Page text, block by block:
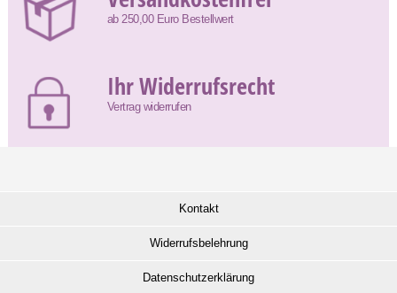
ab 250,00 Euro Bestellwert
Ihr Widerrufsrecht
Vertrag widerrufen
Kontakt
Widerrufsbelehrung
Datenschutzerklärung